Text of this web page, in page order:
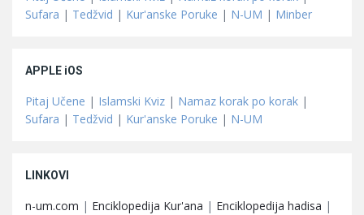
Sufara | Tedžvid | Kur'anske Poruke | N-UM | Minber
APPLE iOS
Pitaj Učene | Islamski Kviz | Namaz korak po korak |
Sufara | Tedžvid | Kur'anske Poruke | N-UM
LINKOVI
n-um.com | Enciklopedija Kur'ana | Enciklopedija hadisa |